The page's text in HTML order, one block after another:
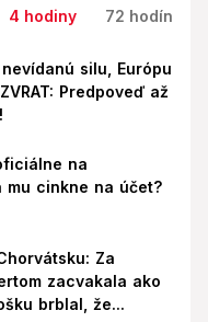
4 hodiny 72 hodín
silu, Európu
Predpoveď až
na
mu cinkne na účet?
Za
zacvakala ako
brblal, že...